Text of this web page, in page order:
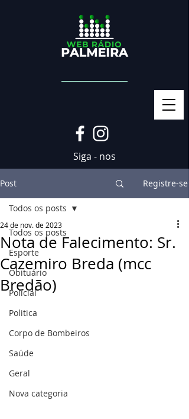
Siga - nos
Post Registre-se
Todos os posts
Esporte
Obituário
Policial
Politica
Corpo de Bombeiros
Saúde
Geral
Nova categoria
Todos os posts
Nota de Falecimento: Sr.
Cazemiro Breda (mcc
Bredão)
24 de nov. de 2023